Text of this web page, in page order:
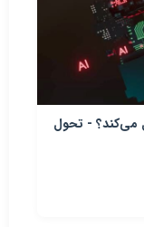
می‌کند؟ - تحول